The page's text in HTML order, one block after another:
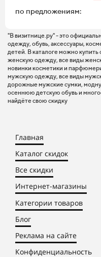
по предложениям:
"В визитнице.ру" - это
одежду, обувь, аксессуары,
детей. В каталоге можно
женскую одежду, все виды
новинки косметики и
мужскую одежду, все виды
дорожные мужские сумки,
осеннюю детскую обувь и
найдёте свою скидку
Главная
Каталог скидок
Все скидки
Интернет-магазины
Категории товаров
Блог
Реклама на сайте
Конфиденциальность